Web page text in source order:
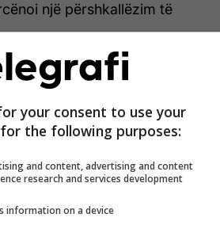
një përshkallëzim të
mund të nënshkruajnë
- një pretendim që ai e
fundit, sipas një analize të
Ngushticën jetike të
argumentuar se aftësia e
do të zgjasë shumë
të cilën është rënë
your consent to use your
the following purposes:
and content, advertising and content
research and services development
information on a device